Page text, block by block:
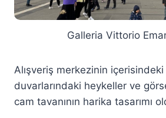
Galleria Vittorio
Alışveriş merkezinin
duvarlarındaki heykeller ve
cam tavanının harika tasarımı